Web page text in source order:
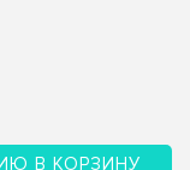
В КОРЗИНУ